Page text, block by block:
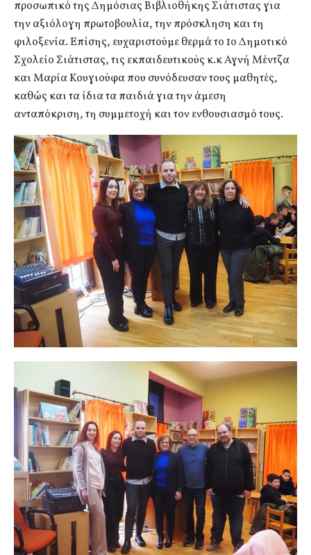
προσωπικό της Δημόσιας Βιβλιοθήκης Σιάτιστας για
την αξιόλογη πρωτοβουλία, την πρόσκληση και τη
φιλοξενία. Επίσης, ευχαριστούμε θερμά το 1ο Δημοτικό
Σχολείο Σιάτιστας, τις εκπαιδευτικούς κ.κ Αγνή Μέντζα
και Μαρία Κουγιούφα που συνόδευσαν τους μαθητές,
καθώς και τα ίδια τα παιδιά για την άμεση
ανταπόκριση, τη συμμετοχή και τον ενθουσιασμό τους.